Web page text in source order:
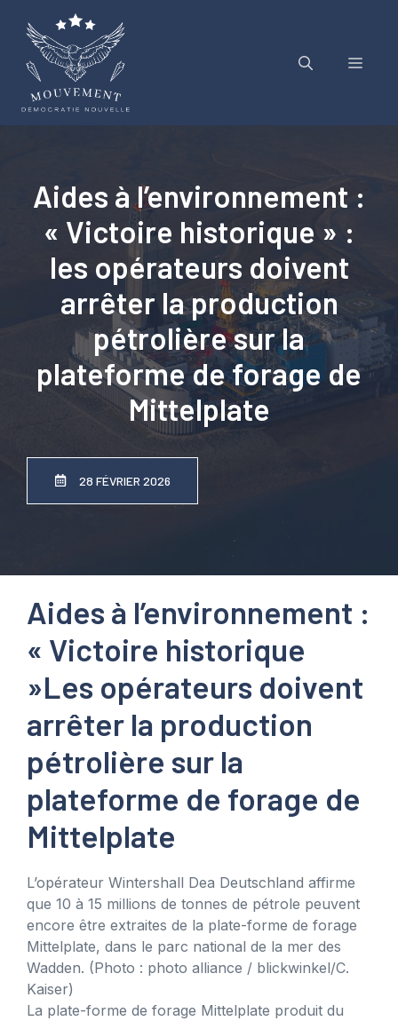
contenu
Menu
Aides à l’environnement :
« Victoire historique » :
les opérateurs doivent
arrêter la production
pétrolière sur la
plateforme de forage de
Mittelplate
28 FÉVRIER 2026
Aides à l’environnement :
« Victoire historique
»Les opérateurs doivent
arrêter la production
pétrolière sur la
plateforme de forage de
Mittelplate
L’opérateur Wintershall Dea Deutschland affirme
que 10 à 15 millions de tonnes de pétrole peuvent
encore être extraites de la plate-forme de forage
Mittelplate, dans le parc national de la mer des
Wadden. (Photo : photo alliance / blickwinkel/C.
Kaiser)
La plate-forme de forage Mittelplate produit du